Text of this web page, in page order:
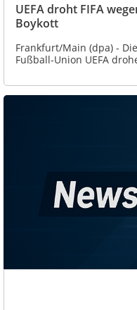
UEFA droht FIFA
Boykott
Frankfurt/Main (dpa) -
Fußball-Union UEFA